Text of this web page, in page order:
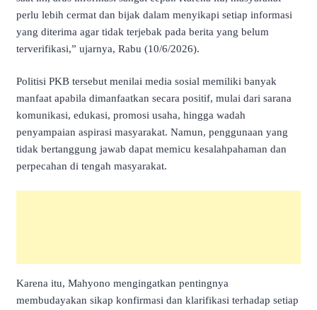
perlu lebih cermat dan bijak dalam menyikapi setiap informasi
yang diterima agar tidak terjebak pada berita yang belum
terverifikasi,” ujarnya, Rabu (10/6/2026).
Politisi PKB tersebut menilai media sosial memiliki banyak
manfaat apabila dimanfaatkan secara positif, mulai dari sarana
komunikasi, edukasi, promosi usaha, hingga wadah
penyampaian aspirasi masyarakat. Namun, penggunaan yang
tidak bertanggung jawab dapat memicu kesalahpahaman dan
perpecahan di tengah masyarakat.
Karena itu, Mahyono mengingatkan pentingnya
membudayakan sikap konfirmasi dan klarifikasi terhadap setiap